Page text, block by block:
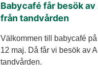
Babycafé får besök av
från tandvården
Välkommen till babycafé
12 maj. Då får vi besök av
tandvården.